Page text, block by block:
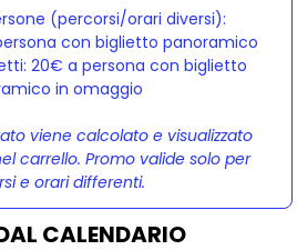
(percorsi/orari diversi):
con biglietto panoramico
20€ a persona con biglietto
in omaggio
viene calcolato e visualizzato
carrello. Promo valide solo per
e orari differenti.
CALENDARIO